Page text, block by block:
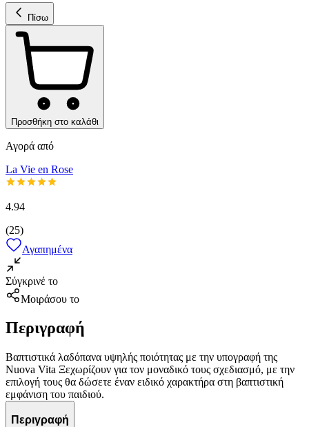
Πίσω
Προσθήκη στο καλάθι
Αγορά από
La Vie en Rose
4.94
(25)
Αγαπημένα
Σύγκρινέ το
Μοιράσου το
Περιγραφή
Βαπτιστικά λαδόπανα υψηλής ποιότητας με την υπογραφή της
Nuova Vita Ξεχωρίζουν για τον μοναδικό τους σχεδιασμό, με την
επιλογή τους θα δώσετε έναν ειδικό χαρακτήρα στη βαπτιστική
εμφάνιση του παιδιού.
Περιγραφή